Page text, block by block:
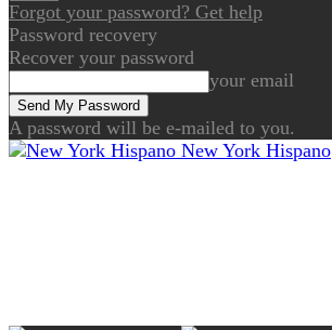
Forgot your password? Get help
Password recovery
Recover your password
your email
A password will be e-mailed to you.
New York Hispano